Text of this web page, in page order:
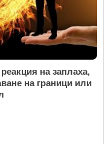
на заплаха,
на граници или